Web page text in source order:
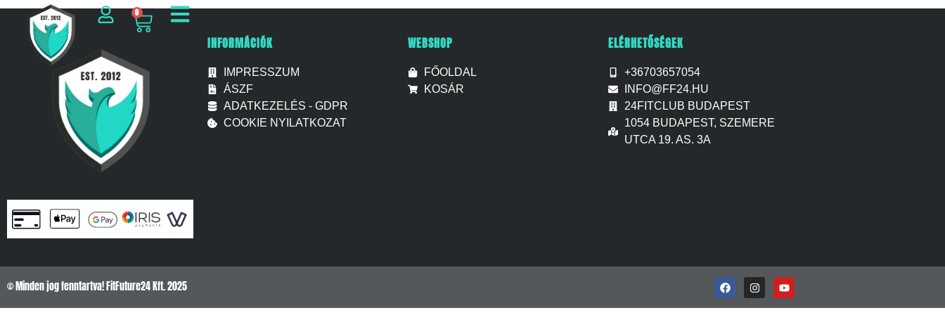
0
INFORMÁCIÓK
IMPRESSZUM
ÁSZF
ADATKEZELÉS - GDPR
COOKIE NYILATKOZAT
WEBSHOP
FŐOLDAL
KOSÁR
ELÉRHETŐSÉGEK
+36703657054
INFO@FF24.HU
24FITCLUB BUDAPEST
1054 BUDAPEST, SZEMERE
UTCA 19. AS. 3A
© Minden jog fenntartva! FitFuture24 Kft. 2025